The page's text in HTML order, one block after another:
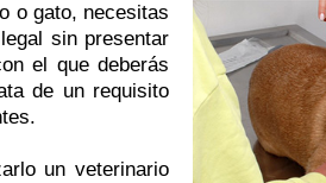
o gato, necesitas
sin presentar
el que deberás
de un requisito
un veterinario